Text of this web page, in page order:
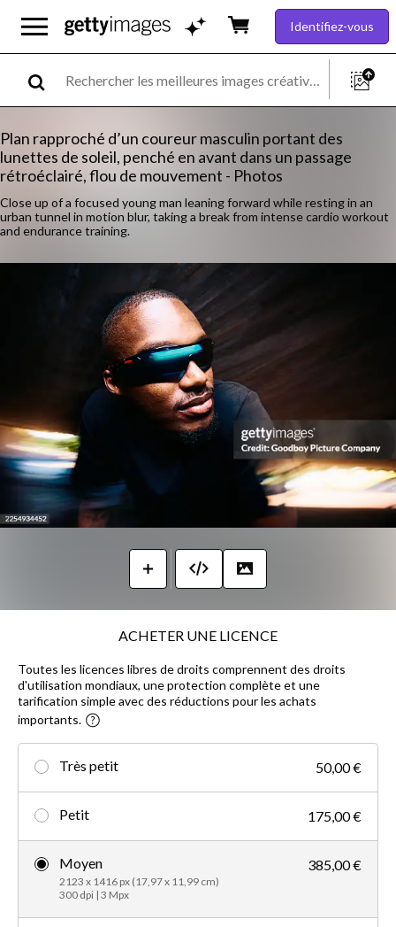
Identifiez-vous
Plan rapproché d’un coureur masculin portant des
lunettes de soleil, penché en avant dans un passage
rétroéclairé, flou de mouvement - Photos
Close up of a focused young man leaning forward while resting in an
urban tunnel in motion blur, taking a break from intense cardio workout
and endurance training.
ACHETER UNE LICENCE
Toutes les licences libres de droits comprennent des droits
d'utilisation mondiaux, une protection complète et une
tarification simple avec des réductions pour les achats
importants.
Très petit 50,00 €
Petit 175,00 €
Moyen
2123 x 1416 px (17,97 x 11,99 cm)
300 dpi | 3 Mpx
385,00 €